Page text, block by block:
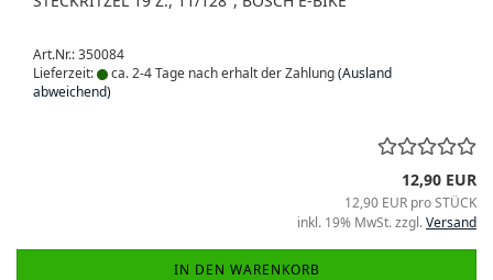
Art.Nr.: 350084
Lieferzeit:
ca. 2-4 Tage nach erhalt der Zahlung(Ausland
abweichend)
12,90 EUR
12,90 EUR pro STÜCK
inkl. 19% MwSt. zzgl.Versand
IN DEN WARENKORB